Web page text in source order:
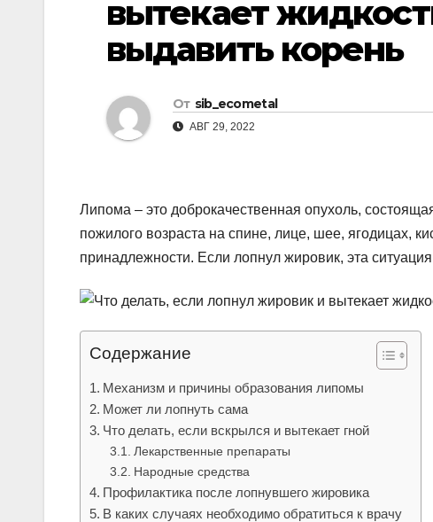
вытекает
выдавить корень
От sib_ecometal
АВГ 29, 2022
Липома – это доброкачественная опухоль,
пожилого возраста на спине, лице, шее, ягодицах,
принадлежности. Если лопнул жировик, эта
Содержание
Механизм и причины образования липомы
Может ли лопнуть сама
Что делать, если вскрылся и вытекает гной
Лекарственные препараты
Народные средства
Профилактика после лопнувшего жировика
В каких случаях необходимо обратиться к врачу